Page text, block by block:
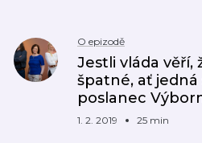
O epizodě
Jestli vláda věří,
špatné, ať jedná
poslanec
1. 2. 2019 25 min